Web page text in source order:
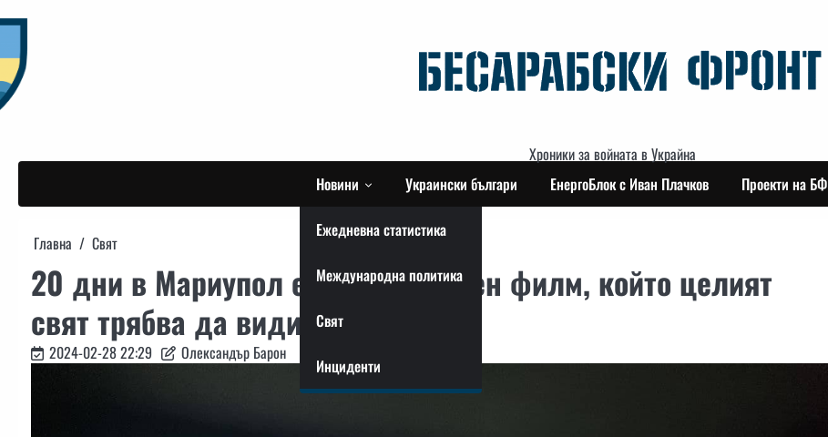
to
content
Хроники за войната в Украйна
Новини
Ежедневна статистика
Международна политика
Свят
Инциденти
Украински българи ЕнергоБлок с Иван Плачков Проекти на БФ
Главна Свят
20 дни в Мариупол е документален филм, който целият
свят трябва да види
2024-02-28 22:29 Олександър Барон